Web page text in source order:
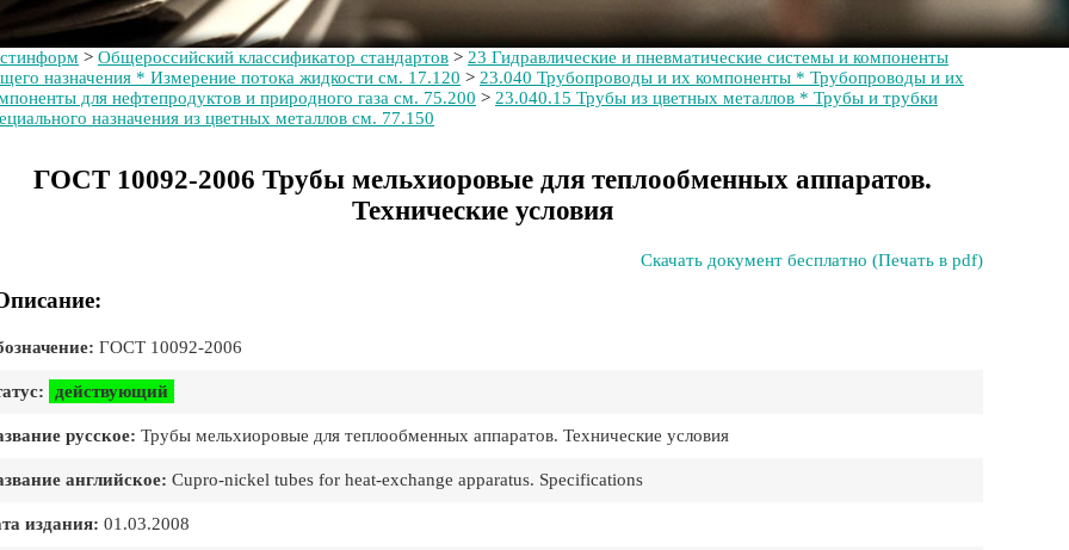
> Общероссийский классификатор стандартов > 23 Гидравлические и пневматические системы и компоненты
назначения * Измерение потока жидкости см. 17.120 > 23.040 Трубопроводы и их компоненты * Трубопроводы и их
для нефтепродуктов и природного газа см. 75.200 > 23.040.15 Трубы из цветных металлов * Трубы и трубки
назначения из цветных металлов см. 77.150
ГОСТ 10092-2006 Трубы мельхиоровые для теплообменных аппаратов.
Технические условия
Скачать документ бесплатно (Печать в pdf)
ГОСТ 10092-2006
действующий
русское: Трубы мельхиоровые для теплообменных аппаратов. Технические условия
английское: Cupro-nickel tubes for heat-exchange apparatus. Specifications
издания: 01.03.2008